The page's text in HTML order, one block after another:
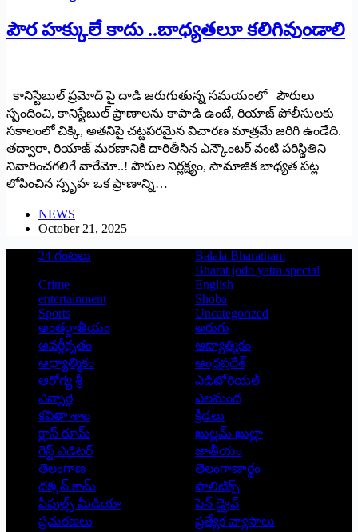
పౌర హక్కులే కాదు ..బాధ్యతలూ కలిగివుండాలి
కానిస్టేబుల్ ప్రమోద్ పై దాడి జరుగుతున్న సమయంలో పౌరులు
స్పందించి, కానిస్టేబుల్ ప్రాణాలను కాపాడి ఉంటే, రియాజ్ పోలీసులకు
సకాలంలో చిక్కి, అతనిపై చట్టపరమైన విచారణ మాత్రమే జరిగి ఉండేది.
తద్వారా, రియాజ్ మరణానికి దారితీసిన ఎన్కౌంటర్ వంటి పరిస్థితిని
నివారించగలిగే వారేమో..! పౌరుల నిర్లక్ష్యం, సామాజిక బాధ్యత పట్ల
లోపించిన స్పృహ ఒక ప్రాణాన్ని…
NEWS
October 21, 2025
24 గంటలు
Balala Bharatham
Bharat jodo yatra special
Crime
English
entertainment
Shoba
Sports
Uncategorized
అంతర్జాతీయం
అరుగు
అవర్గీకృతం
ఆద్యాత్మికం
ఆధ్యాత్మికం
ఆంధ్రప్రదేశ్
ఆరోగ్య శ్రీ
ఎడిటోరియల్
ఎన్నారై
ఎలమంద
కవితా శాల
క్రీడలు
క్లాస్ రూమ్
ఖుల్లమ్ ఖుల్లా
గెస్ట్ ఎడిటర్
జాతీయం
తెలంగాణ
తెలంగాణార్థం
దక్కన్.కామ్
పాలిటిక్స్
పీపుల్స్ ‌మీడియా
పెన్ డ్రైవ్
ప్రచురణలు
ప్రత్యేక వ్యాసాలు